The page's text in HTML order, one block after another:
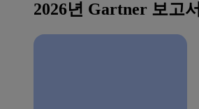
2026년 Gartner 보고서